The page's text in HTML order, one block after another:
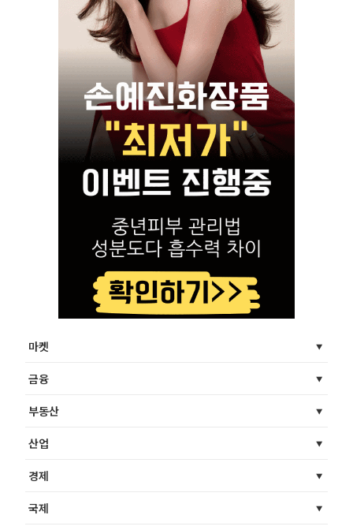
마켓
금융
부동산
산업
경제
국제